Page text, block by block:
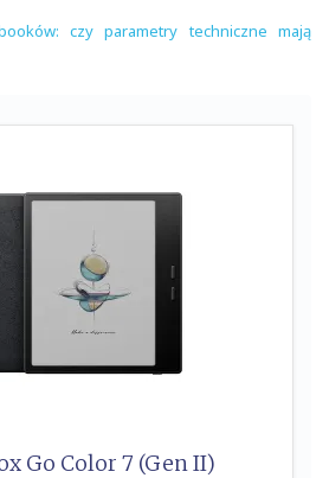
czy parametry techniczne mają
Go Color 7 (Gen II)